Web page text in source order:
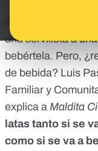
A lo mejor lo
una servilleta a
bebértela. Pero,
de bebida? Luis
Familiar y
explica a Maldita
latas tanto si se
como si se va a